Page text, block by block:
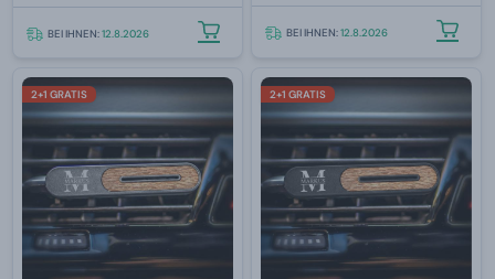
BEI IHNEN:12.8.2026 BEI IHNEN:12.8.2026
2+1 GRATIS 2+1 GRATIS